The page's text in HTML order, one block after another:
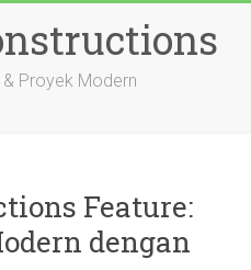
Proyek Modern
Feature:
dengan